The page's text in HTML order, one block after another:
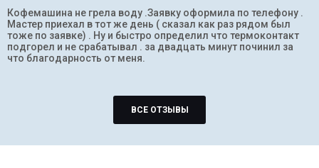
Кофемашина не грела воду .Заявку оформила по телефону .
Мастер приехал в тот же день ( сказал как раз рядом был
тоже по заявке) . Ну и быстро определил что термоконтакт
подгорел и не срабатывал . за двадцать минут починил за
что благодарность от меня.
ВСЕ ОТЗЫВЫ